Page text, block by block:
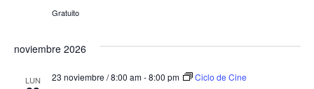
Gratuito
noviembre 2026
LUN 23 noviembre / 8:00 am-8:00 pm Ciclo de Cine